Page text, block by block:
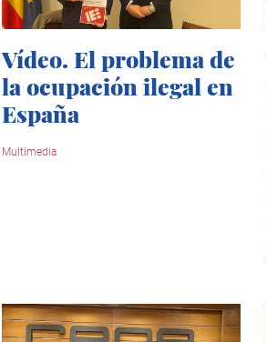
Vídeo. El problema de
la ocupación ilegal en
España
Multimedia